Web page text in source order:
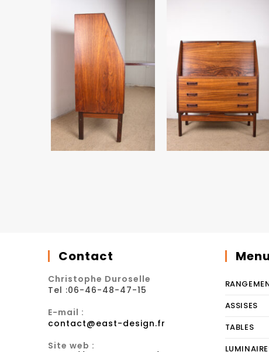
Contact
Christophe Duroselle
Tel :06-46-48-47-15
E-mail :
contact@east-design.fr
Site web :
Menu
ASSISES
TABLES